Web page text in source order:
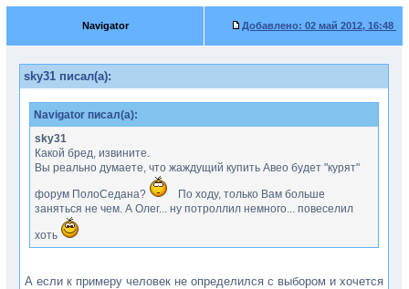
Navigator Добавлено: 02 май 2012, 16:48
sky31 писал(а):
Navigator писал(а):
sky31
Какой бред, извините.
Вы реально думаете, что жаждущий купить Авео будет "курят"
форум ПолоСедана?
По ходу, только Вам больше
заняться не чем. А Олег... ну потроллил немного... повеселил
хоть
А если к примеру человек не определился с выбором и хочется